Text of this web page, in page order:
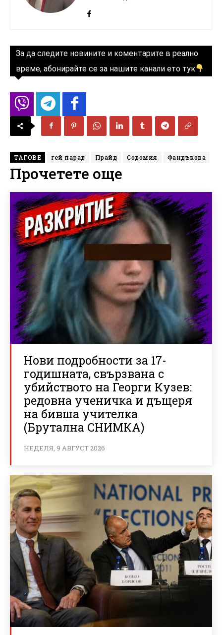
За да следите новините и коментарите в реално
време, абонирайте се за нашите канали ето тук
ТАГОВЕ гей парад Прайд Содомия Фандъкова
Прочетете още
Нови подробности за 17-
годишната, свързвана с
убийството на Георги Кузев:
редовна ученичка и дъщеря
на бивша учителка
(Брутална СНИМКА)
НЕДЕЛЯ, 9 АВГУСТ 2026